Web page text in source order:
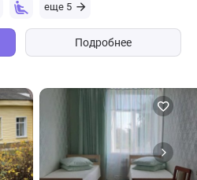
еще 5
Подробнее